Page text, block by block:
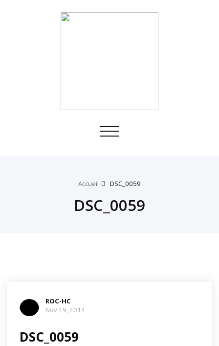
Toggle
Accueil DSC_0059
DSC_0059
ROC-HC
Nov 19, 2014
DSC_0059